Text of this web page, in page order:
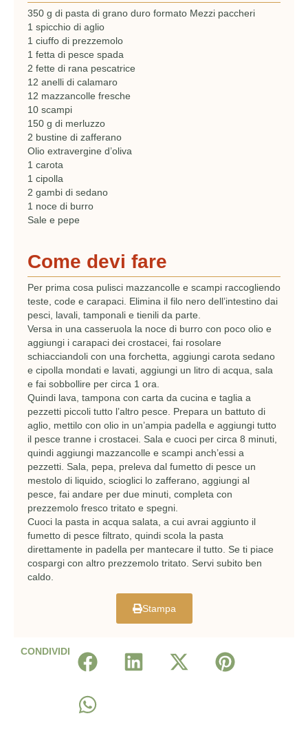
350 g di pasta di grano duro formato Mezzi paccheri
1 spicchio di aglio
1 ciuffo di prezzemolo
1 fetta di pesce spada
2 fette di rana pescatrice
12 anelli di calamaro
12 mazzancolle fresche
10 scampi
150 g di merluzzo
2 bustine di zafferano
Olio extravergine d’oliva
1 carota
1 cipolla
2 gambi di sedano
1 noce di burro
Sale e pepe
Come devi fare
Per prima cosa pulisci mazzancolle e scampi raccogliendo
teste, code e carapaci. Elimina il filo nero dell’intestino dai
pesci, lavali, tamponali e tienili da parte.
Versa in una casseruola la noce di burro con poco olio e
aggiungi i carapaci dei crostacei, fai rosolare
schiacciandoli con una forchetta, aggiungi carota sedano
e cipolla mondati e lavati, aggiungi un litro di acqua, sala
e fai sobbollire per circa 1 ora.
Quindi lava, tampona con carta da cucina e taglia a
pezzetti piccoli tutto l’altro pesce. Prepara un battuto di
aglio, mettilo con olio in un’ampia padella e aggiungi tutto
il pesce tranne i crostacei. Sala e cuoci per circa 8 minuti,
quindi aggiungi mazzancolle e scampi anch’essi a
pezzetti. Sala, pepa, preleva dal fumetto di pesce un
mestolo di liquido, scioglici lo zafferano, aggiungi al
pesce, fai andare per due minuti, completa con
prezzemolo fresco tritato e spegni.
Cuoci la pasta in acqua salata, a cui avrai aggiunto il
fumetto di pesce filtrato, quindi scola la pasta
direttamente in padella per mantecare il tutto. Se ti piace
cospargi con altro prezzemolo tritato. Servi subito ben
caldo.
Stampa
CONDIVIDI